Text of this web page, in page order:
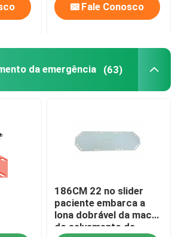
Fale Conosco
da emergência (63)
186CM 22 no slider
paciente embarca a
lona dobrável da maca
do salvamento da